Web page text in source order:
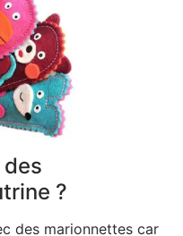
?
des marionnettes car